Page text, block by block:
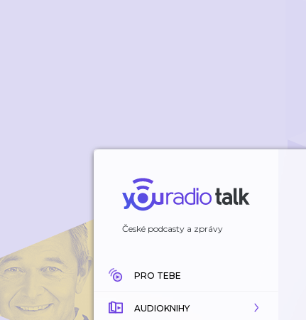
České podcasty a zprávy
PRO TEBE
AUDIOKNIHY